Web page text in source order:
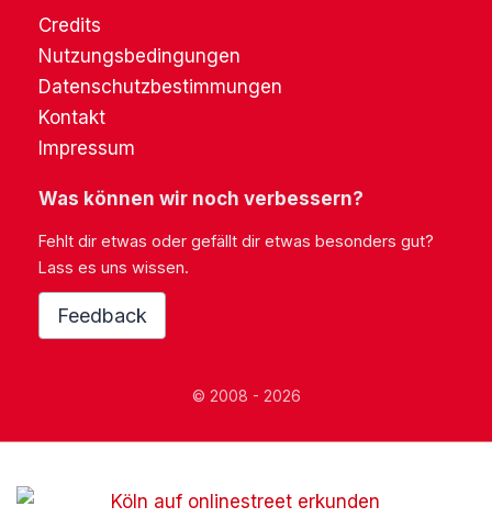
Credits
Nutzungsbedingungen
Datenschutzbestimmungen
Kontakt
Impressum
Was können wir noch verbessern?
Fehlt dir etwas oder gefällt dir etwas besonders gut?
Lass es uns wissen.
Feedback
© 2008 - 2026